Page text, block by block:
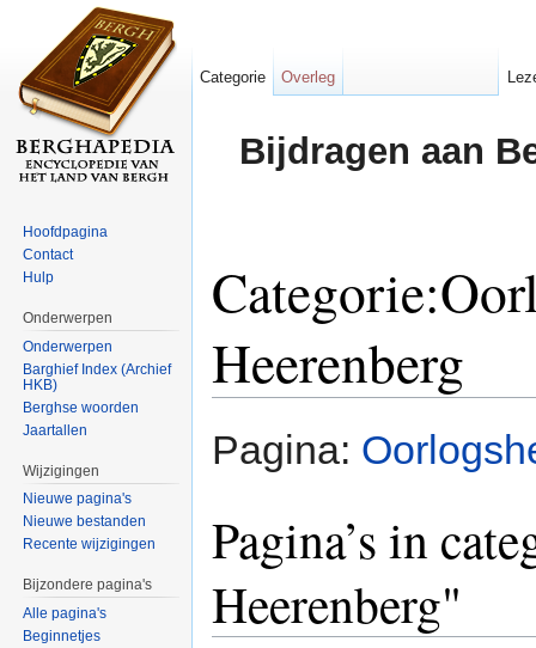
Bijdragen aan
Heerenberg
Pagina:
Pagina’s in
Heerenberg"
Categorie Overleg
Hoofdpagina
Contact
Hulp
Onderwerpen
Onderwerpen
Barghief Index (Archief
HKB)
Berghse woorden
Jaartallen
Wijzigingen
Nieuwe pagina's
Nieuwe bestanden
Recente wijzigingen
Bijzondere pagina's
Alle pagina's
Beginnetjes